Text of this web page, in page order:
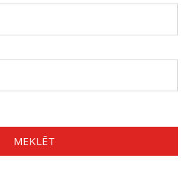
MEKLĒT